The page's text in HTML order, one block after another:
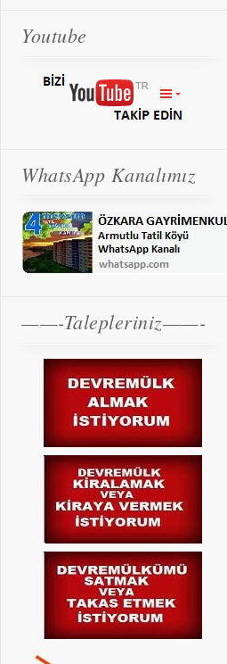
Youtube
WhatsApp Kanalımız
——-Talepleriniz——-